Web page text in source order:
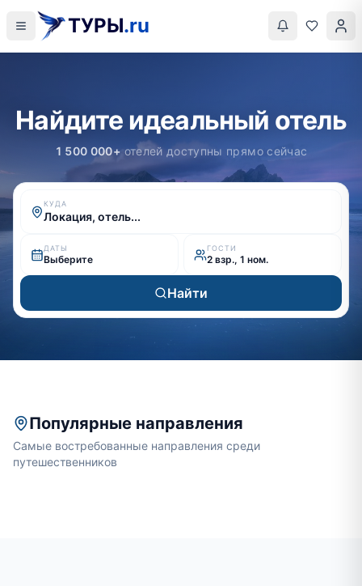
ТУРЫ.ru
Найдите идеальный отель
1 500 000+отелей доступны прямо сейчас
КУДА
Локация, отель...
ДАТЫ
Выберите
ГОСТИ
2 взр., 1 ном.
Найти
Популярные направления
Самые востребованные направления среди
путешественников